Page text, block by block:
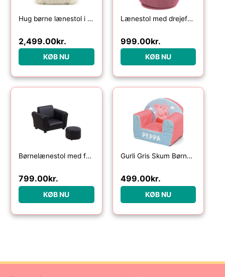
Hug børne lænestol i polyester plys H49 cm – Beige
2,499.00kr.
KØB NU
Lænestol med drejefod til børn i teddy polyester H48 cm – Rosa
999.00kr.
KØB NU
Børnelænestol med fodskammel, børnesofa, børnesofa, minisofa til 1,5-3 år gamle børn, børnemøbler, træ, sort, 54 x 42 x 41 cm
799.00kr.
KØB NU
Gurli Gris Skum Børne Lænestol
499.00kr.
KØB NU